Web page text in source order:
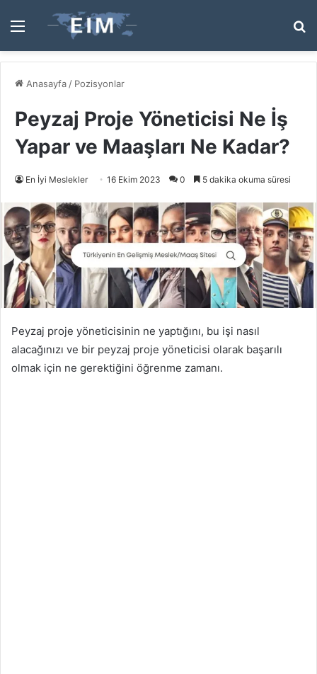
Menü
...
Anasayfa / Pozisyonlar
Peyzaj Proje Yöneticisi Ne İş
Yapar ve Maaşları Ne Kadar?
En İyi Meslekler 16 Ekim 2023 0 5 dakika okuma süresi
Peyzaj proje yöneticisinin ne yaptığını, bu işi nasıl
alacağınızı ve bir peyzaj proje yöneticisi olarak başarılı
olmak için ne gerektiğini öğrenme zamanı.